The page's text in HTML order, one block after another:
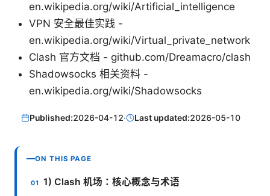
en.wikipedia.org/wiki/Artificial_intelligence
VPN 安全最佳实践 -
en.wikipedia.org/wiki/Virtual_private_network
Clash 官方文档 - github.com/Dreamacro/clash
Shadowsocks 相关资料 -
en.wikipedia.org/wiki/Shadowsocks
Published:2026-04-12· Last updated:2026-05-10
ON THIS PAGE
1) Clash 机场：核心概念与术语